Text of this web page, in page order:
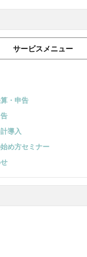
サービスメニュー
・申告
導入
め方セミナー